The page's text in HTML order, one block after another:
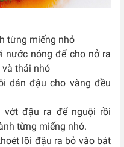
từng miếng nhỏ
nước nóng để cho nở ra
và thái nhỏ
dán đậu cho vàng đều
đậu ra để nguội rồi
từng miếng nhỏ.
lõi đậu ra bỏ vào bát